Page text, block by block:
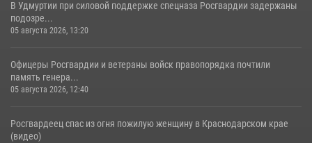
В Удмуртии при силовой поддержке спецназа Росгвардии задержаны
подозре...
05 августа 2026, 13:20
Офицеры Росгвардии и ветераны войск правопорядка почтили
память генера...
05 августа 2026, 12:40
Росгвардеец спас из огня пожилую женщину в Краснодарском крае
(видео)